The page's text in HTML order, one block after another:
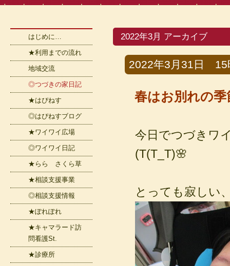
2022年3月 アーカイブ
2022年3月31日 15
春はお別れの
今日でつづきワ
(T(T_T)🌸
とっても寂しい
はじめに…
★利用までの流れ
地域交流
◎つづきの家日記
★はぴねす
◎はぴねすブログ
★ワイワイ広場
◎ワイワイ日記
★らら さくら草
★相談支援事業
◎相談支援情報
★ぽれぽれ
★キャマラード訪
問看護St.
★診療所